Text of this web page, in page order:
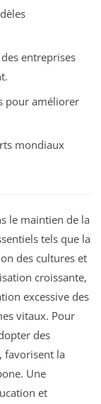
entreprises
pour améliorer
mondiaux
le maintien de la
tels que la
des cultures et
croissante,
excessive des
vitaux. Pour
des
, favorisent la
Une
et